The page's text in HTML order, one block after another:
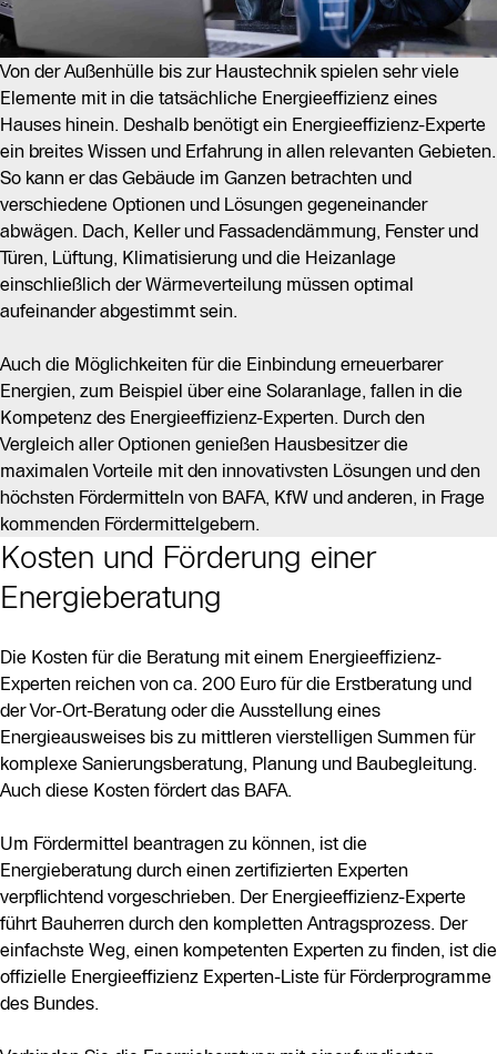
Von der Außenhülle bis zur Haustechnik spielen sehr viele
Elemente mit in die tatsächliche Energieeffizienz eines
Hauses hinein. Deshalb benötigt ein Energieeffizienz-Experte
ein breites Wissen und Erfahrung in allen relevanten Gebieten.
So kann er das Gebäude im Ganzen betrachten und
verschiedene Optionen und Lösungen gegeneinander
abwägen. Dach, Keller und Fassadendämmung, Fenster und
Türen, Lüftung, Klimatisierung und die Heizanlage
einschließlich der Wärmeverteilung müssen optimal
aufeinander abgestimmt sein.
Auch die Möglichkeiten für die Einbindung erneuerbarer
Energien, zum Beispiel über eine Solaranlage, fallen in die
Kompetenz des Energieeffizienz-Experten. Durch den
Vergleich aller Optionen genießen Hausbesitzer die
maximalen Vorteile mit den innovativsten Lösungen und den
höchsten Fördermitteln von BAFA, KfW und anderen, in Frage
kommenden Fördermittelgebern.
Kosten und Förderung einer
Energieberatung
Die Kosten für die Beratung mit einem Energieeffizienz-
Experten reichen von ca. 200 Euro für die Erstberatung und
der Vor-Ort-Beratung oder die Ausstellung eines
Energieausweises bis zu mittleren vierstelligen Summen für
komplexe Sanierungsberatung, Planung und Baubegleitung.
Auch diese Kosten fördert das BAFA.
Um Fördermittel beantragen zu können, ist die
Energieberatung durch einen zertifizierten Experten
verpflichtend vorgeschrieben. Der Energieeffizienz-Experte
führt Bauherren durch den kompletten Antragsprozess. Der
einfachste Weg, einen kompetenten Experten zu finden, ist die
offizielle Energieeffizienz Experten-Liste für Förderprogramme
des Bundes.